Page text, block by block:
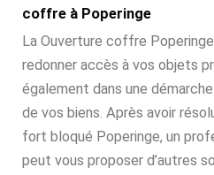
coffre à Poperinge
La Ouverture coffre
redonner accès à vos objets
également dans une
de vos biens. Après avoir
fort bloqué Poperinge, un
peut vous proposer d’autres